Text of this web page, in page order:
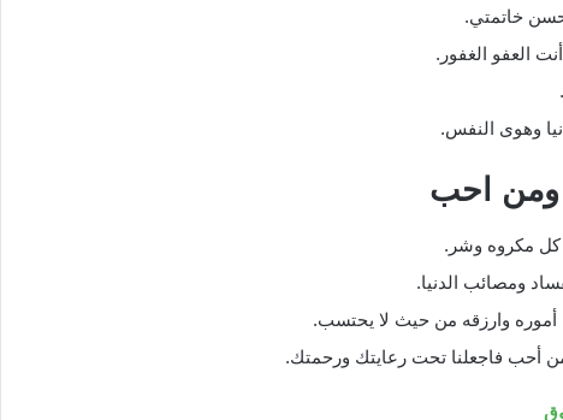
خاتمتي.
العفو الغفور.
وهوى النفس.
ومن احب
كل مكروه وشر.
ومصائب الدنيا.
وارزقه من حيث لا يحتسب.
أحب فاجعلنا تحت رعايتك ورحمتك.